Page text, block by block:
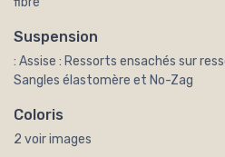
Suspension
: Assise : Ressorts ensachés sur
Sangles élastomère et No-Zag
Coloris
2 voir images